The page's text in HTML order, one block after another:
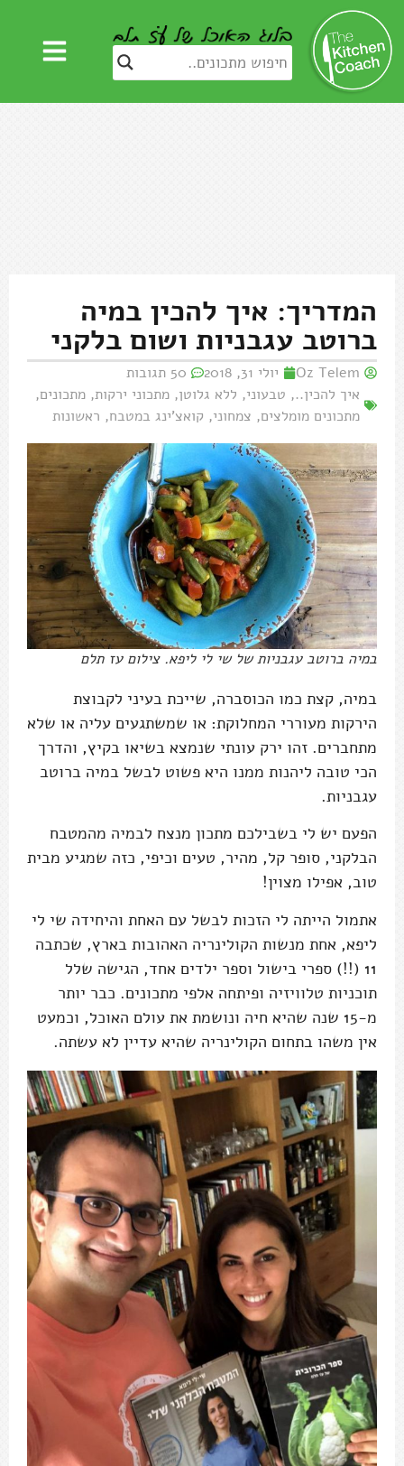
המדריך: איך להכין במיה
ברוטב עגבניות ושום בלקני
Oz Telem יולי 31, 2018
50 תגובות
איך להכין.., טבעוני, ללא גלוטן, מתכוני ירקות, מתכונים,
מתכונים מומלצים, צמחוני, קואצ'ינג במטבח, ראשונות
במיה ברוטב עגבניות של שי לי ליפא. צילום עז תלם
במיה, קצת כמו הכוסברה, שייכת בעיני לקבוצת
הירקות מעוררי המחלוקת: או שמשתגעים עליה או שלא
מתחברים. זהו ירק עונתי שנמצא בשיאו בקיץ, והדרך
הכי טובה ליהנות ממנו היא פשוט לבשל במיה ברוטב
עגבניות.
הפעם יש לי בשבילכם מתכון מנצח לבמיה מהמטבח
הבלקני, סופר קל, מהיר, טעים וכיפי, כזה שמגיע מבית
טוב, אפילו מצוין!
אתמול הייתה לי הזכות לבשל עם האחת והיחידה שי לי
ליפא, אחת מנשות הקולינריה האהובות בארץ, שכתבה
11 (!!) ספרי בישול וספר ילדים אחד, הגישה שלל
תוכניות טלוויזיה ופיתחה אלפי מתכונים. כבר יותר
מ-15 שנה שהיא חיה ונושמת את עולם האוכל, וכמעט
אין משהו בתחום הקולינריה שהיא עדיין לא עשתה.